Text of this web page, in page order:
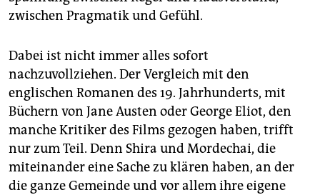
zwischen Pragmatik und Gefühl.
Dabei ist nicht immer alles sofort
nachzuvollziehen. Der Vergleich mit den
englischen Romanen des 19. Jahrhunderts, mit
Büchern von Jane Austen oder George Eliot, den
manche Kritiker des Films gezogen haben, trifft
nur zum Teil. Denn Shira und Mordechai, die
miteinander eine Sache zu klären haben, an der
die ganze Gemeinde und vor allem ihre eigene